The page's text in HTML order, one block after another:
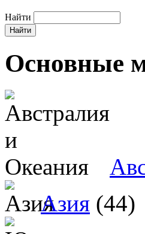
Найти
Основные
Азия (44)